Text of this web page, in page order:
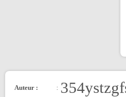
Auteur : :